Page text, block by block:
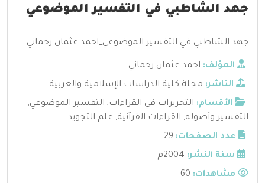
جهد الشاطبي في التفسير الموضوعي
جهد الشاطبي في التفسير الموضوعي_احمد عثمان رحماني
المؤلف: احمد عثمان رحماني
الناشر: مجلة كلية الدراسات الإسلامية والعربية
الأقسام: التحريرات في القراءات, التفسير الموضوعي,
التفسير وأصوله, القراءات القرآنية, علم التجويد
عدد الصفحات: 29
سنة النشر: 2004م
مشاهدات: